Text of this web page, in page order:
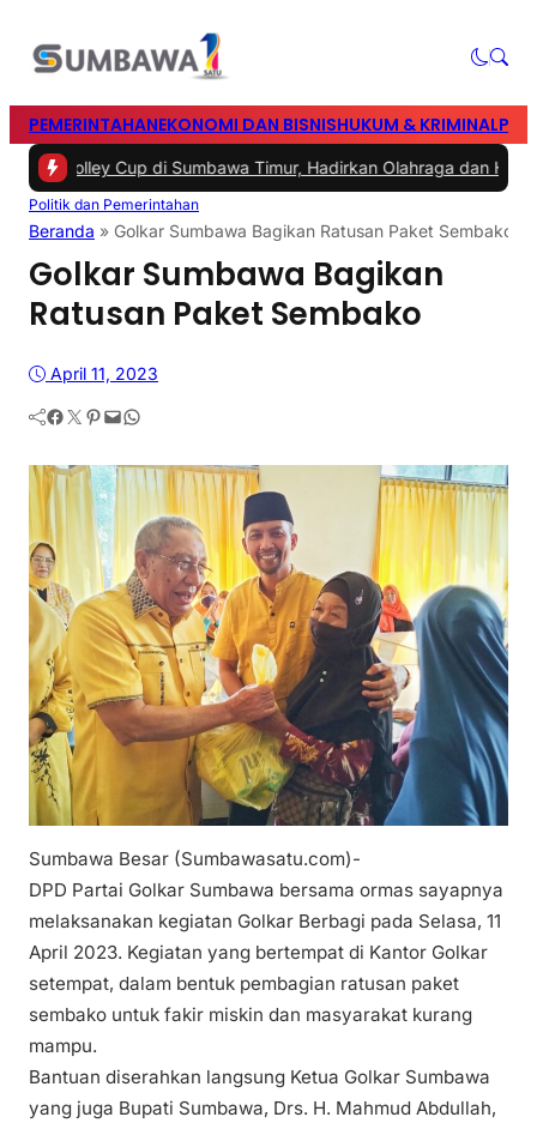
PEMERINTAHANEKONOMI DAN BISNISHUKUM & KRIMINAL
Volley Cup di Sumbawa Timur, Hadirkan Olahraga dan
Politik dan Pemerintahan
Beranda » Golkar Sumbawa Bagikan Ratusan Paket Sembako
Golkar Sumbawa Bagikan
Ratusan Paket Sembako
April 11, 2023
Facebook Twitter Pinterest Mail WhatsApp
Sumbawa Besar (Sumbawasatu.com)-
DPD Partai Golkar Sumbawa bersama ormas sayapnya
melaksanakan kegiatan Golkar Berbagi pada Selasa, 11
April 2023. Kegiatan yang bertempat di Kantor Golkar
setempat, dalam bentuk pembagian ratusan paket
sembako untuk fakir miskin dan masyarakat kurang
mampu.
Bantuan diserahkan langsung Ketua Golkar Sumbawa
yang juga Bupati Sumbawa, Drs. H. Mahmud Abdullah,